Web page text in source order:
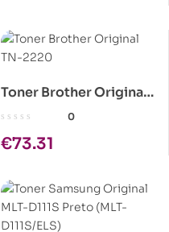
Toner Brother Original
TN-2220
0
€73.31